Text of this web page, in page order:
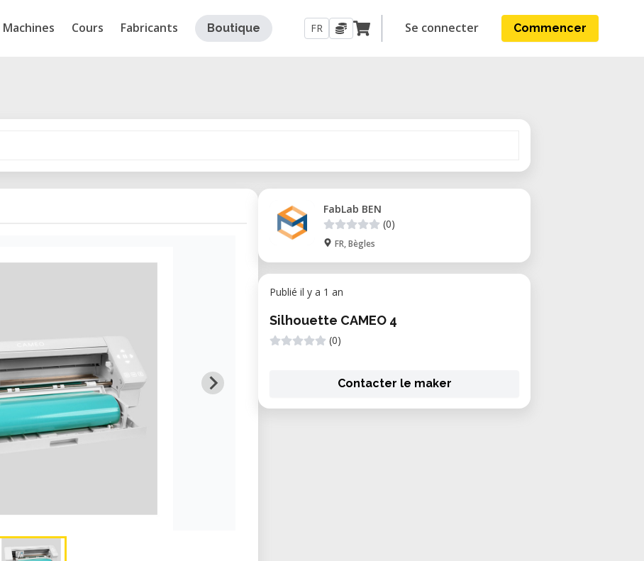
Machines Cours Fabricants Boutique FR Se connecter Commencer
FabLab BEN
(0)
FR, Bègles
Publié il y a 1 an
Silhouette CAMEO 4
(0)
Contacter le maker